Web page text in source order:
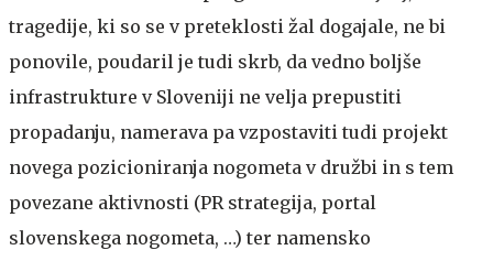
tragedije, ki so se v preteklosti žal dogajale, ne bi
ponovile, poudaril je tudi skrb, da vedno boljše
infrastrukture v Sloveniji ne velja prepustiti
propadanju, namerava pa vzpostaviti tudi projekt
novega pozicioniranja nogometa v družbi in s tem
povezane aktivnosti (PR strategija, portal
slovenskega nogometa, …) ter namensko